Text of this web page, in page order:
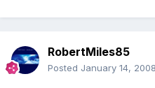
RobertMiles85
Posted January 14, 2008